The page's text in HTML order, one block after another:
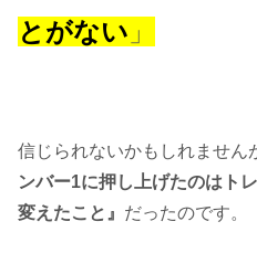
とがない 」
信じられないかもしれません
ンバー1に押し上げたのはト
変えたこと』 だったのです。